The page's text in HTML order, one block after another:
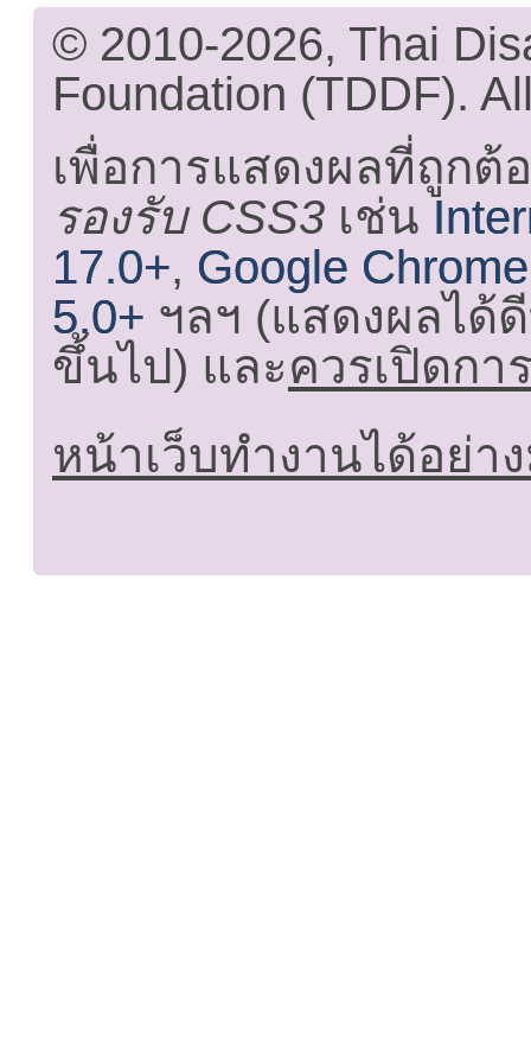
© 2010-2026, Thai
Foundation (TDDF).
เพื่อการแสดงผลที่ถูกต้
รองรับ CSS3 เช่น
17.0+, Google
5.0+ ฯลฯ (แสดงผลได้
ขึ้นไป) และควรเปิดกา
หน้าเว็บทำงานได้อย่า